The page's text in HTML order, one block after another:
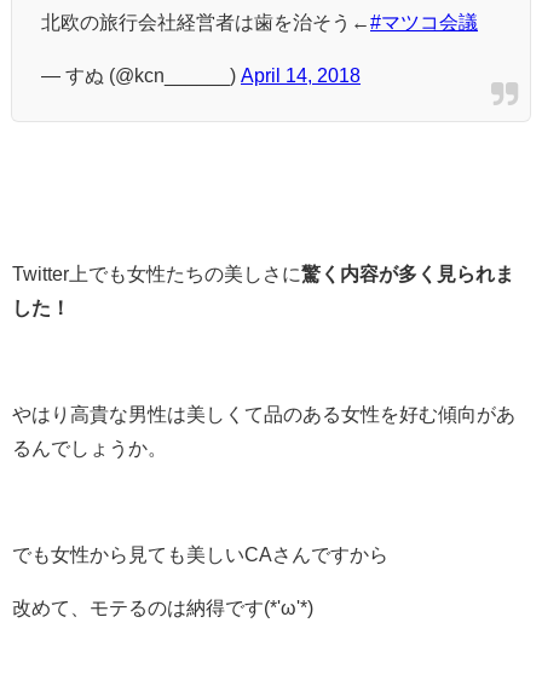
北欧の旅行会社経営者は歯を治そう←#マツコ会議
— すぬ (@kcn______) April 14, 2018
Twitter上でも女性たちの美しさに驚く内容が多く見られま
した！
やはり高貴な男性は美しくて品のある女性を好む傾向があ
るんでしょうか。
でも女性から見ても美しいCAさんですから
改めて、モテるのは納得です(*'ω'*)